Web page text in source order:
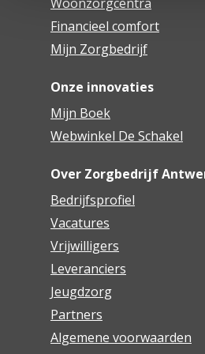
Financieel comfort
Mijn Zorgbedrijf
Onze innovaties
Mijn Boek
Webwinkel De Schakel
Over Zorgbedrijf
Bedrijfsprofiel
Vacatures
Vrijwilligers
Leveranciers
Jeugdzorg
Partners
Algemene voorwaarden